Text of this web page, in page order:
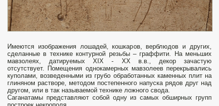
Имеются изображения лошадей, кошкаров, верблюдов и других,
сделанные в технике контурной резьбы – граффити. На меньших
мавзолеях, датируемых XIX - XX в.в., декор зачастую
отсутствует. Помещения однокамерных мавзолеев перекрывались
куполами, возведенными из грубо обработанных каменных плит на
глиняном растворе, методом постепенного напуска рядов друг над
другом, или в так называемой технике ложного свода.
Саганатамы представляют собой одну из самых обширных групп